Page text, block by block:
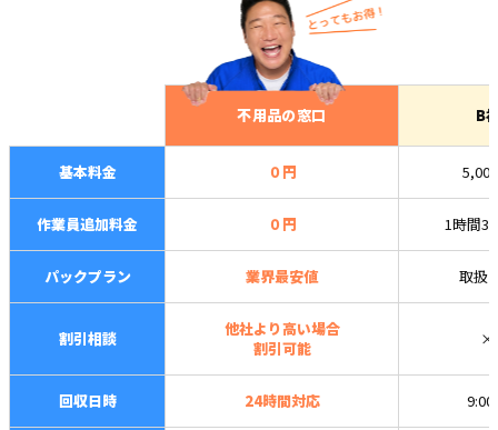
不用品の窓口 B
基本料金 ０円
作業員追加料金 ０円 1時間
パックプラン 業界最安値 取扱
割引相談
他社より高い場合
割引可能
×
回収日時 24時間対応 9:00